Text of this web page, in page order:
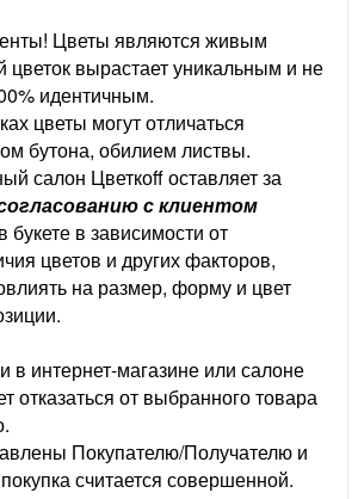
Цветы являются живым
вырастает уникальным и не
идентичным.
цветы могут отличаться
бутона, обилием листвы.
салон Цветкоff оставляет за
с клиентом
букете в зависимости от
цветов и других факторов,
на размер, форму и цвет
в интернет-магазине или салоне
отказаться от выбранного товара
Покупателю/Получателю и
считается совершенной.